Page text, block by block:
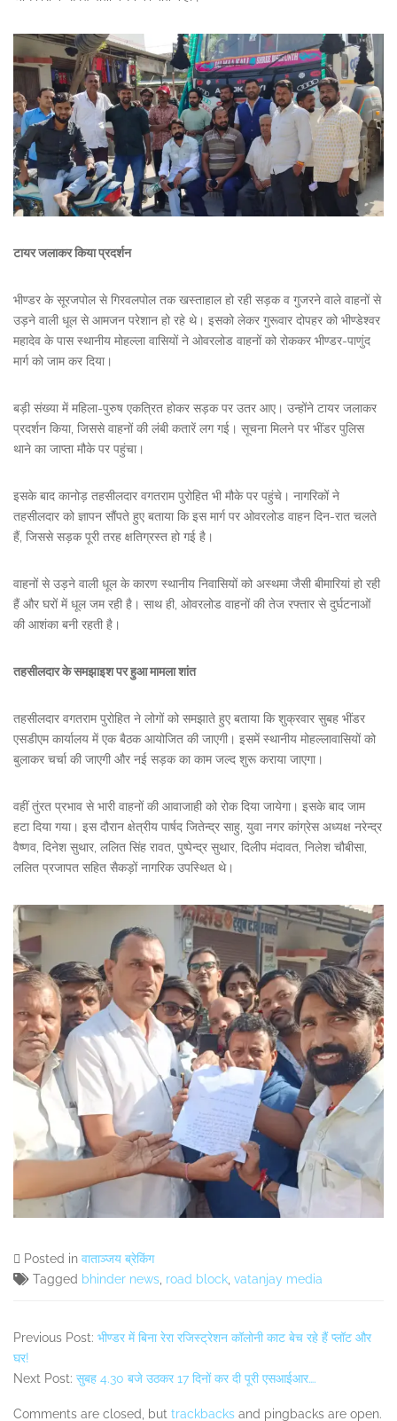
टायर जलाकर किया प्रदर्शन
भीण्डर के सूरजपोल से गिरवलपोल तक खस्ताहाल हो रही सड़क व गुजरने वाले वाहनों से
उड़ने वाली धूल से आमजन परेशान हो रहे थे। इसको लेकर गुरूवार दोपहर को भीण्डेश्वर
महादेव के पास स्थानीय मोहल्ला वासियों ने ओवरलोड वाहनों को रोककर भीण्डर-पाणुंद
मार्ग को जाम कर दिया।
बड़ी संख्या में महिला-पुरुष एकत्रित होकर सड़क पर उतर आए। उन्होंने टायर जलाकर
प्रदर्शन किया, जिससे वाहनों की लंबी कतारें लग गई। सूचना मिलने पर भींडर पुलिस
थाने का जाप्ता मौके पर पहुंचा।
इसके बाद कानोड़ तहसीलदार वगतराम पुरोहित भी मौके पर पहुंचे। नागरिकों ने
तहसीलदार को ज्ञापन सौंपते हुए बताया कि इस मार्ग पर ओवरलोड वाहन दिन-रात चलते
हैं, जिससे सड़क पूरी तरह क्षतिग्रस्त हो गई है।
वाहनों से उड़ने वाली धूल के कारण स्थानीय निवासियों को अस्थमा जैसी बीमारियां हो रही
हैं और घरों में धूल जम रही है। साथ ही, ओवरलोड वाहनों की तेज रफ्तार से दुर्घटनाओं
की आशंका बनी रहती है।
तहसीलदार के समझाइश पर हुआ मामला शांत
तहसीलदार वगतराम पुरोहित ने लोगों को समझाते हुए बताया कि शुक्रवार सुबह भींडर
एसडीएम कार्यालय में एक बैठक आयोजित की जाएगी। इसमें स्थानीय मोहल्लावासियों को
बुलाकर चर्चा की जाएगी और नई सड़क का काम जल्द शुरू कराया जाएगा।
वहीं तुंरत प्रभाव से भारी वाहनों की आवाजाही को रोक दिया जायेगा। इसके बाद जाम
हटा दिया गया। इस दौरान क्षेत्रीय पार्षद जितेन्द्र साहु, युवा नगर कांग्रेस अध्यक्ष नरेन्द्र
वैष्णव, दिनेश सुथार, ललित सिंह रावत, पुष्पेन्द्र सुथार, दिलीप मंदावत, निलेश चौबीसा,
ललित प्रजापत सहित सैकड़ों नागरिक उपस्थित थे।
Posted in वाताञ्जय ब्रेकिंग
Tagged bhinder news road block vatanjay media
Previous Post: भीण्डर में बिना रेरा रजिस्ट्रेशन कॉलोनी काट बेच रहे हैं प्लॉट और
घर!
Next Post: सुबह 4.30 बजे उठकर 17 दिनों कर दी पूरी एसआईआर….
Comments are closed, but trackbacks and pingbacks are open.